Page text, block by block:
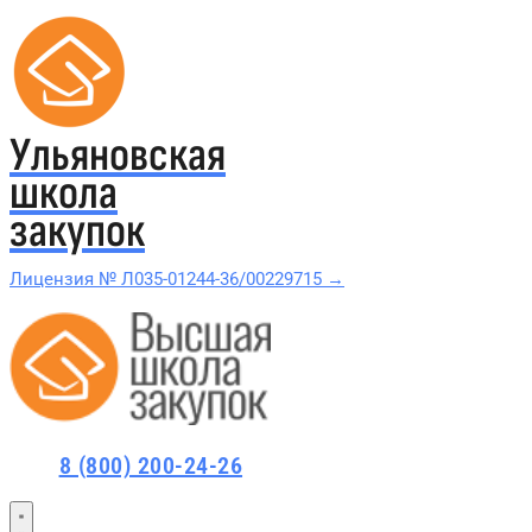
Ульяновская
школа
закупок
Лицензия № Л035-01244-36/00229715 →
Проверить в реестре Рособрнадзора →
Курсы по 44-ФЗ
Курсы по 223-ФЗ
8 (800) 200-24-26